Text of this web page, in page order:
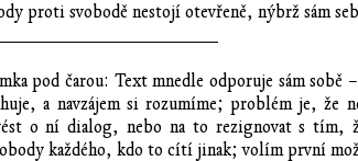
proti svobodě nestojí otevřeně, nýbrž sám
pod čarou: Text mnedle odporuje sám
a navzájem si rozumíme; problém je,
o ní dialog, nebo na to rezignovat s tím,
každého, kdo to cítí jinak; volím první